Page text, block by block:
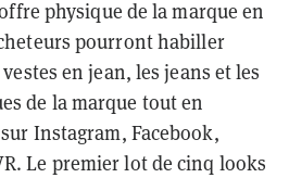
physique de la marque en
pourront habiller
en jean, les jeans et les
de la marque tout en
Instagram, Facebook,
Le premier lot de cinq looks